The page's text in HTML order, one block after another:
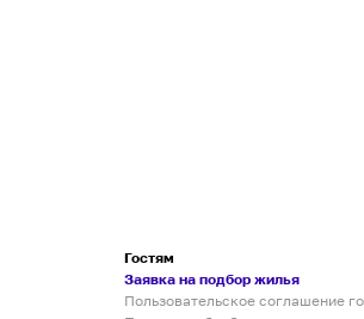
Гостям
Заявка на подбор жилья
Пользовательское соглашение